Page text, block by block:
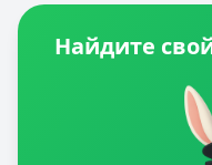
Найдите